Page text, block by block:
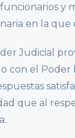
y
en la que
Judicial
con el
que al